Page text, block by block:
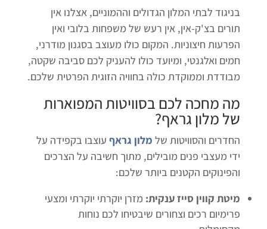
בניגוד לבתי המלון הגדולים וההמוניים, אצלנו אין
תורים בצ'ק-אין, אין רעש של משפחות בלובי ואין
הפרעות חיצוניות. המקום כולו מעוצב בסגנון מודרני,
חמים ואלגנטי, ומיועד כולו להעניק לכם סביבה שקטה,
מבודדת וממוקדת כולה בחוויה הזוגית הפרטית שלכם.
מה מחכה לכם בסוויטות המפוארות
של מלון גראף?
החדרים והסוויטות של מלון גראףעוצבו בקפידה על
ידי מעצבי פנים מובילים, מתוך חשיבה על הצרכים
והפינוקים הקטנים ביותר שלכם:
מיטת קווין סייז ענקית: מזרן יוקרתי יוקרתי ומצעי
פרימיום רכים וצחורים שיבטיחו לכם נוחות